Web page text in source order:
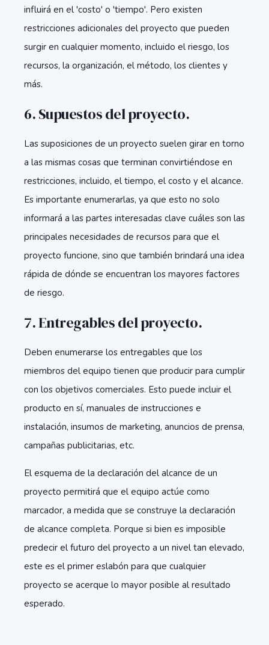
influirá en el 'costo' o 'tiempo'. Pero existen
restricciones adicionales del proyecto que pueden
surgir en cualquier momento, incluido el riesgo, los
recursos, la organización, el método, los clientes y
más.
6. Supuestos del proyecto.
Las suposiciones de un proyecto suelen girar en torno
a las mismas cosas que terminan convirtiéndose en
restricciones, incluido, el tiempo, el costo y el alcance.
Es importante enumerarlas, ya que esto no solo
informará a las partes interesadas clave cuáles son las
principales necesidades de recursos para que el
proyecto funcione, sino que también brindará una idea
rápida de dónde se encuentran los mayores factores
de riesgo.
7. Entregables del proyecto.
Deben enumerarse los entregables que los
miembros del equipo tienen que producir para cumplir
con los objetivos comerciales. Esto puede incluir el
producto en sí, manuales de instrucciones e
instalación, insumos de marketing, anuncios de prensa,
campañas publicitarias, etc.
El esquema de la declaración del alcance de un
proyecto permitirá que el equipo actúe como
marcador, a medida que se construye la declaración
de alcance completa. Porque si bien es imposible
predecir el futuro del proyecto a un nivel tan elevado,
este es el primer eslabón para que cualquier
proyecto se acerque lo mayor posible al resultado
esperado.